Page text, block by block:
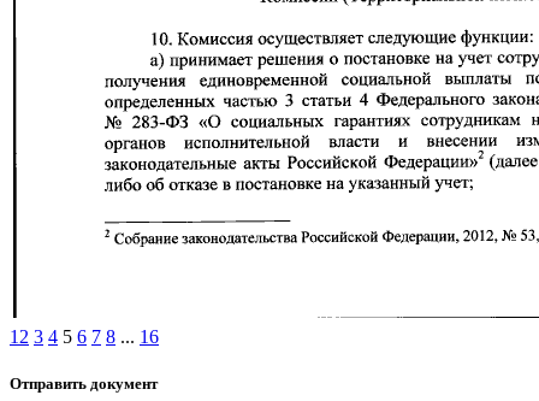
1 2 3 4 5 6 7 8 ... 16
Отправить документ